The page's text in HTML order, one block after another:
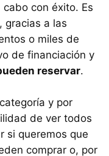
con éxito. Es
gracias a las
o miles de
de financiación y
reservar.
y por
de ver todos
si queremos que
comprar o, por